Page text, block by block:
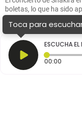
boletas, lo que ha sido
FOTO Andrés Camilo
Toca para
ESCUCHA EL
00:00